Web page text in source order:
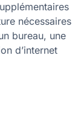
nécessaires
bureau, une
d’internet